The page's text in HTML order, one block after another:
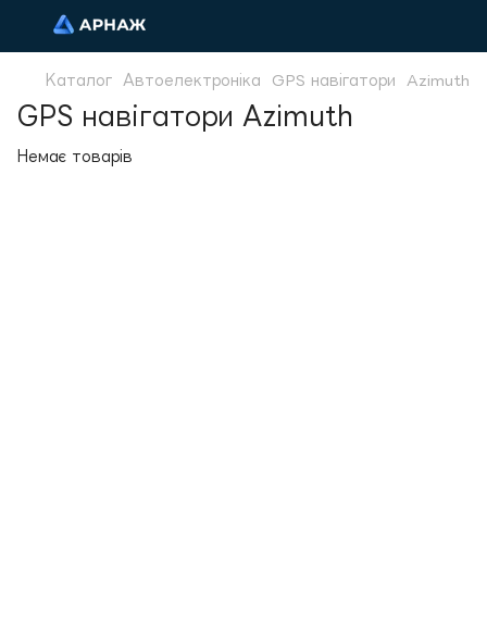
Каталог Автоелектроніка GPS навігатори Azimuth
GPS навігатори Azimuth
Немає товарів